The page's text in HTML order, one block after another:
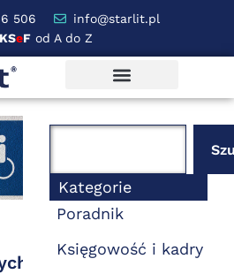
506
info@starlit.pl
KSeF od A do Z
Kategorie
Poradnik
Księgowość i kadry